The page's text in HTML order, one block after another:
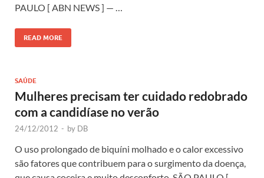
PAULO [ ABN NEWS ] — …
READ MORE
SAÚDE
Mulheres precisam ter cuidado redobrado
com a candidíase no verão
24/12/2012 - by DB
O uso prolongado de biquíni molhado e o calor excessivo
são fatores que contribuem para o surgimento da doença,